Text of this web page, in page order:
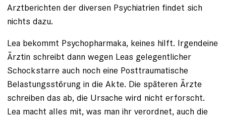
Arztberichten der diversen Psychiatrien findet sich
nichts dazu.
Lea bekommt ­Psychopharmaka, keines hilft. Irgendeine
Ärztin schreibt dann wegen Leas gelegentlicher
Schockstarre auch noch eine Posttraumatische
Belastungsstörung in die Akte. Die späteren Ärzte
schreiben das ab, die Ursache wird nicht erforscht.
Lea macht alles mit, was man ihr verordnet, auch die